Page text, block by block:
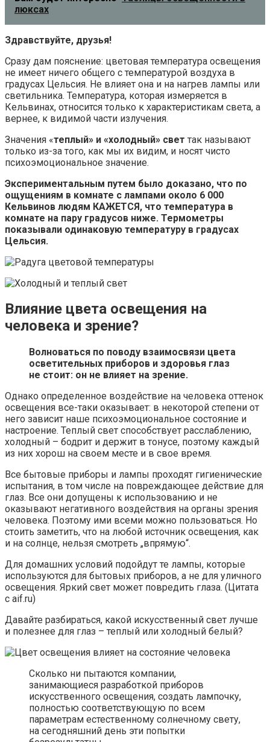
люксах
Здравствуйте, друзья!
Сразу дам пояснение: цветовая температура освещения
не имеет ничего общего с температурой воздуха в
градусах Цельсия. Не влияет она и на нагрев лампы или
светильника. Температура, которая измеряется в
Кельвинах, относится только к характеристикам света, а
вернее, к видимой части излучения.
Значения «теплый» и «холодный» свет так называют
только из-за того, как мы их видим, и носят чисто
психоэмоциональное значение.
Экспериментальным путем было доказано, что по
ощущениям в комнате с лампами около 6 000
Кельвинов людям КАЖЕТСЯ, что температура в
комнате на пару градусов ниже. Термометры
показывали одинаковую температуру в градусах
Цельсия.
Влияние цвета освещения на
человека и зрение?
Волноваться по поводу взаимосвязи цвета
осветительных приборов и здоровья глаз
не стоит: он не влияет на зрение.
Однако определенное воздействие на человека оттенок
освещения все-таки оказывает: в некоторой степени от
него зависит наше психоэмоциональное состояние и
настроение. Теплый свет способствует расслаблению,
холодный – бодрит и держит в тонусе, поэтому каждый
из них хорош на своем месте и в свое время.
Все бытовые приборы и лампы проходят гигиенические
испытания, в том числе на повреждающее действие для
глаз. Все они допущены к использованию и не
оказывают негативного воздействия на органы зрения
человека. Поэтому ими всеми можно пользоваться. Но
стоить заметить, что на любой источник освещения, как
и на солнце, нельзя смотреть „впрямую“.
Для домашних условий подойдут те лампы, которые
используются для бытовых приборов, а не для уличного
освещения. Яркий свет может повредить глаза. (Цитата
с aif.ru)
Давайте разбираться, какой искусственный свет лучше
и полезнее для глаз – теплый или холодный белый?
Сколько ни пытаются компании,
занимающиеся разработкой приборов
искусственного освещения, создать лампочку,
полностью соответствующую по всем
параметрам естественному солнечному свету,
на сегодняшний день эти попытки